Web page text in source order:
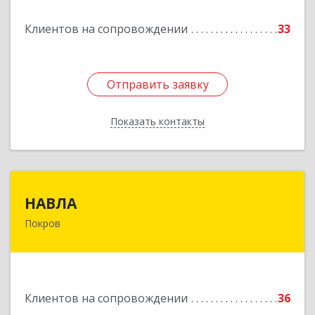
Клиентов на сопровождении 33
Отправить заявку
Показать контакты
Подробнее
Отправить заявку
Назад
НАВЛА
Покров
Клиентов на сопровождении
36
601120, Владимирская обл, Петушинский р-н,